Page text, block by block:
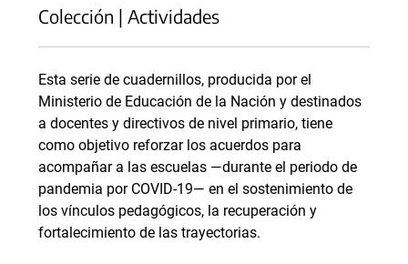
Colección | Actividades
Esta serie de cuadernillos, producida por el
Ministerio de Educación de la Nación y destinados
a docentes y directivos de nivel primario, tiene
como objetivo reforzar los acuerdos para
acompañar a las escuelas —durante el periodo de
pandemia por COVID-19— en el sostenimiento de
los vínculos pedagógicos, la recuperación y
fortalecimiento de las trayectorias.